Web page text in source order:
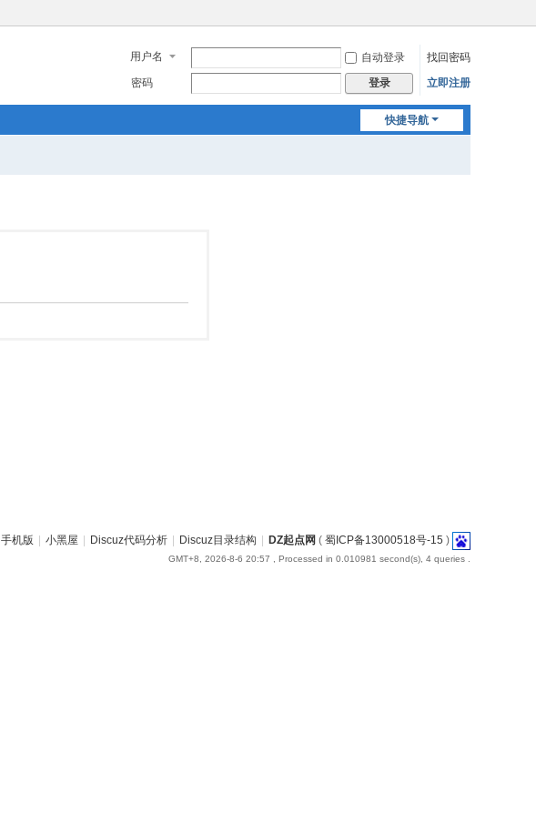
用户名 自动登录
找回密码
密码
登录 立即注册
快捷导航
手机版 | 小黑屋 | Discuz代码分析 | Discuz目录结构 | DZ起点网 ( 蜀ICP备13000518号-15 )
GMT+8, 2026-8-6 20:57 , Processed in 0.010981 second(s), 4 queries .